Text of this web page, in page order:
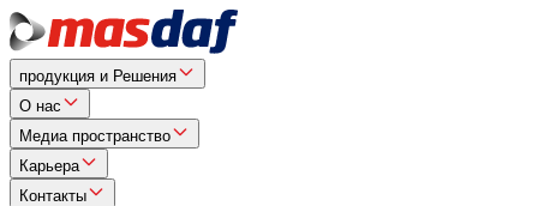
продукция и Решения
О нас
Медиа пространство
Карьера
Контакты